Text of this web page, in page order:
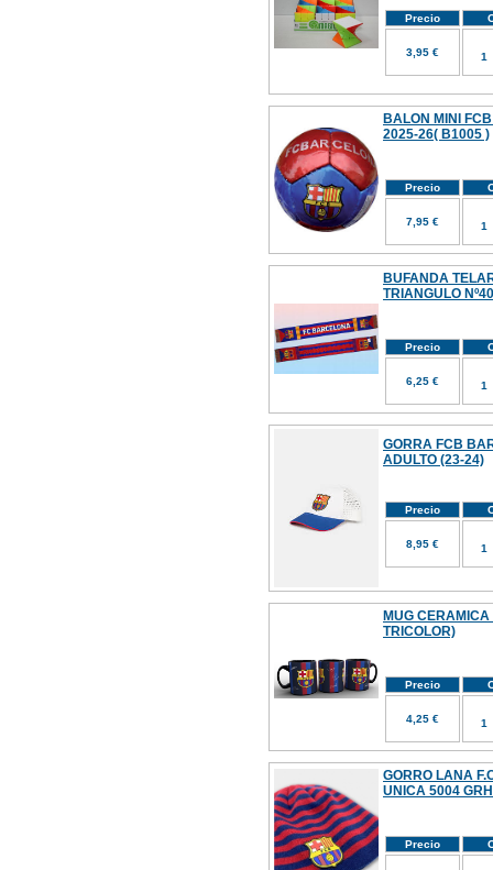
Precio
3,95 €
BALON MINI
2025-26( B1005 )
Precio
7,95 €
BUFANDA
TRIANGULO Nº40
Precio
6,25 €
GORRA FCB
ADULTO (23-24)
Precio
8,95 €
MUG
TRICOLOR)
Precio
4,25 €
GORRO LANA
UNICA 5004
Precio